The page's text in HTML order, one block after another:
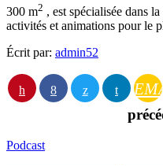
300 m2 , est spécialisée dans
activités et animations pour le
Écrit par: admin52
Podcast